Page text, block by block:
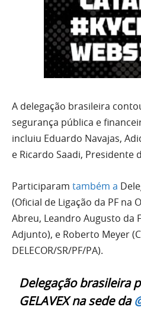
A delegação brasileira
segurança pública e
incluiu Eduardo Navajas,
e Ricardo Saadi, Presidente
Participaram também a
(Oficial de Ligação da PF na
Abreu, Leandro Augusto da
Adjunto), e Roberto Meyer
DELECOR/SR/PF/PA).
Delegação brasileira
GELAVEX na sede da